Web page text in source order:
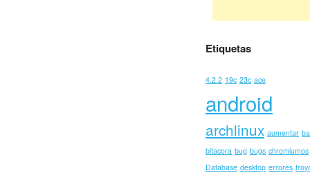
Etiquetas
4.2.2 19c 23c ace
android
archlinux aumentar
bitacora bug bugs chromiumos
Database desktop errores